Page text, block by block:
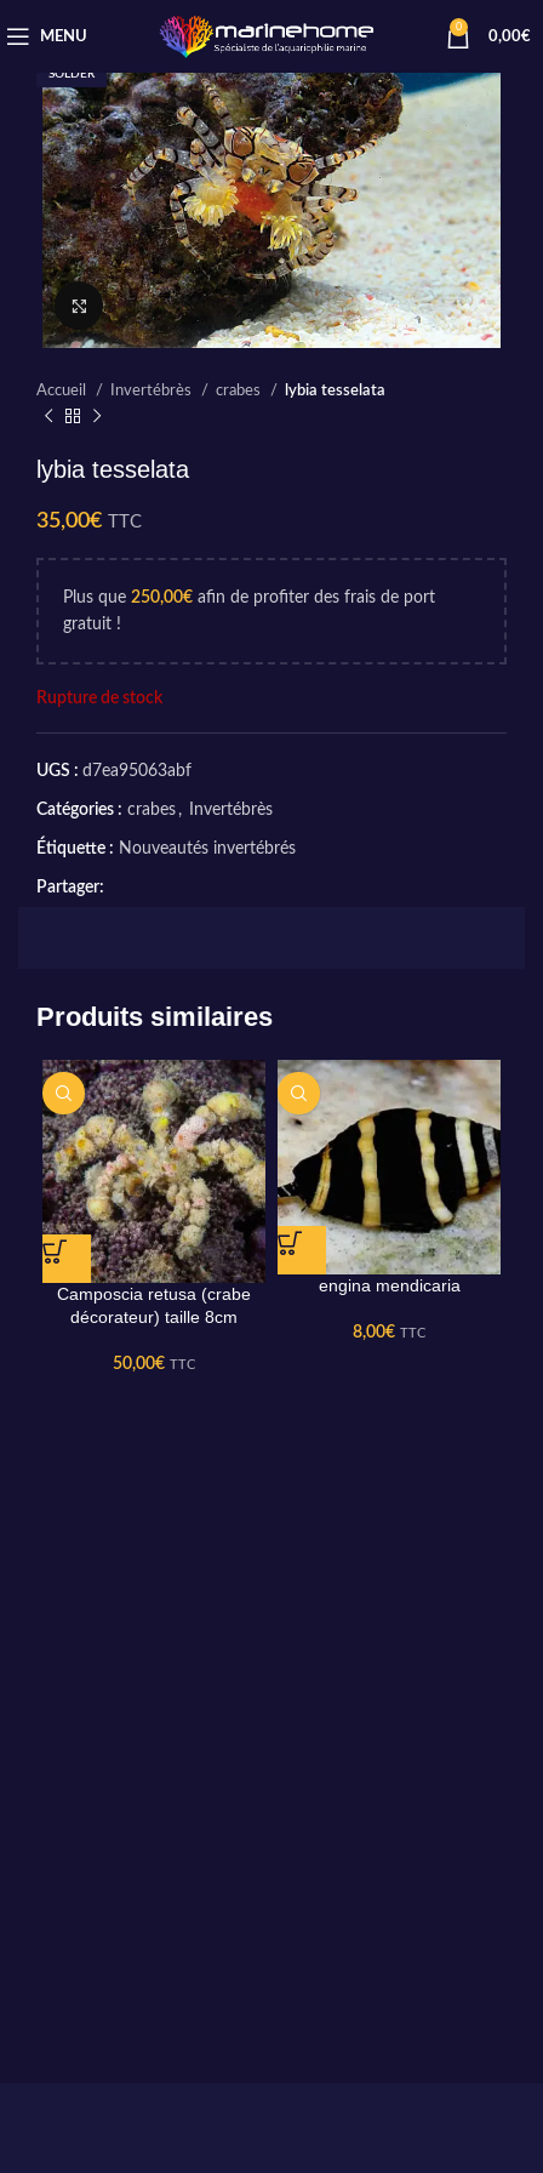
MENU
0
0,00€
SOLDER
Cliquez pour agrandir
Accueil Invertébrès crabes lybia tesselata
lybia tesselata
35,00€ TTC
Plus que 250,00€ afin de profiter des frais de port
gratuit !
Rupture de stock
UGS : d7ea95063abf
Catégories : crabes , Invertébrès
Étiquette : Nouveautés invertébrés
Partager:
Produits similaires
Camposcia retusa (crabe
décorateur) taille 8cm
50,00€ TTC
engina mendicaria
8,00€ TTC